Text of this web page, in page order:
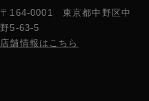
〒164-0001 東京都中野区中
野5-63-5
店舗情報はこちら